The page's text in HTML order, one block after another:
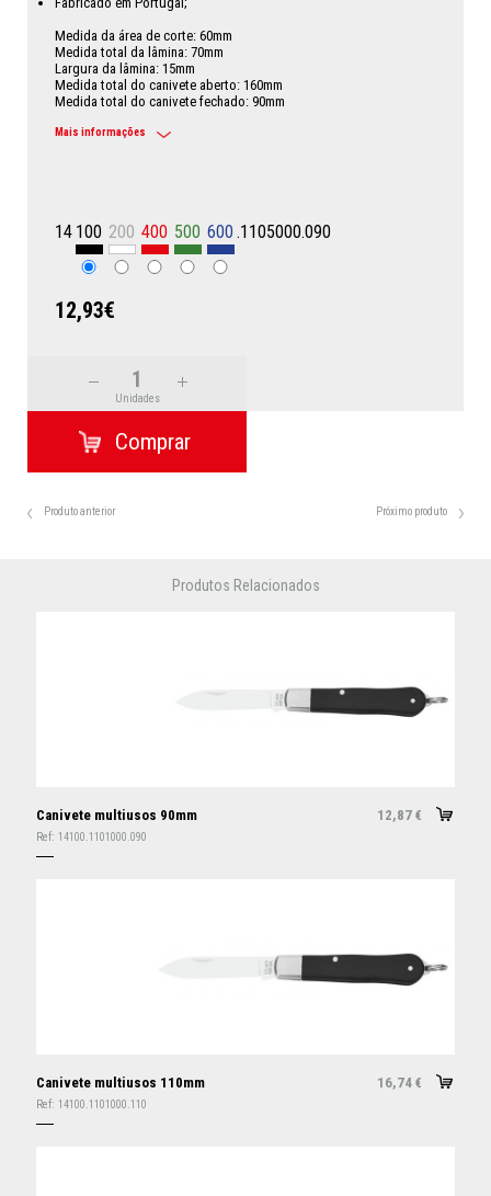
Medida da área de corte: 60mm
Medida total da lâmina: 70mm
Largura da lâmina: 15mm
Medida total do canivete aberto: 160mm
Medida total do canivete fechado: 90mm
Mais informações
14 100 200 400 500 600 .1105000.090
12,93€
Unidades
Produto anterior Próximo produto
Produtos Relacionados
Canivete multiusos 90mm 12,87 €
Ref: 14100.1101000.090
Canivete multiusos 110mm 16,74 €
Ref: 14100.1101000.110